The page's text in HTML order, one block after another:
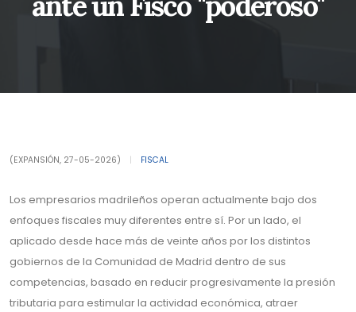
(EXPANSIÓN, 27-05-2026) FISCAL
Los empresarios madrileños operan actualmente bajo dos
enfoques fiscales muy diferentes entre sí. Por un lado, el
aplicado desde hace más de veinte años por los distintos
gobiernos de la Comunidad de Madrid dentro de sus
competencias, basado en reducir progresivamente la presión
tributaria para estimular la actividad económica, atraer